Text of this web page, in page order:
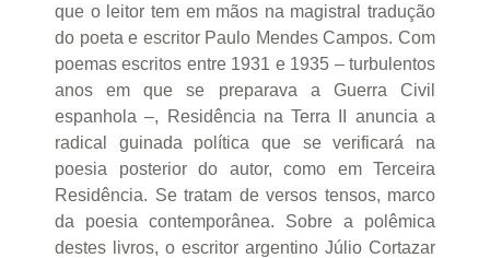
que o leitor tem em mãos na magistral tradução
do poeta e escritor Paulo Mendes Campos. Com
poemas escritos entre 1931 e 1935 – turbulentos
anos em que se preparava a Guerra Civil
espanhola –, Residência na Terra II anuncia a
radical guinada política que se verificará na
poesia posterior do autor, como em Terceira
Residência. Se tratam de versos tensos, marco
da poesia contemporânea. Sobre a polêmica
destes livros, o escritor argentino Júlio Cortazar